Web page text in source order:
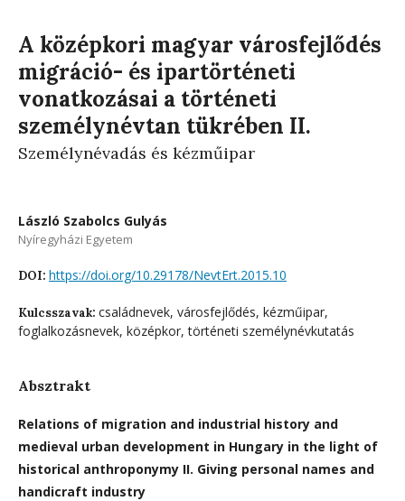
A középkori magyar városfejlődés
migráció- és ipartörténeti
vonatkozásai a történeti
személynévtan tükrében II.
Személynévadás és kézműipar
László Szabolcs Gulyás
Nyíregyházi Egyetem
DOI: https://doi.org/10.29178/NevtErt.2015.10
Kulcsszavak: családnevek, városfejlődés, kézműipar,
foglalkozásnevek, középkor, történeti személynévkutatás
Absztrakt
Relations of migration and industrial history and
medieval urban development in Hungary in the light of
historical anthroponymy II. Giving personal names and
handicraft industry